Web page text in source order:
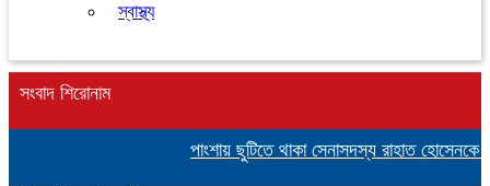
স্বাস্থ্য
সংবাদ শিরোনাম
পাংশায় ছুটিতে থাকা সেনাসদস্য রাহাত হোসেনকে